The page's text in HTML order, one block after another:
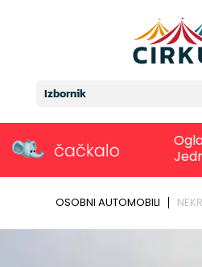
Izbornik